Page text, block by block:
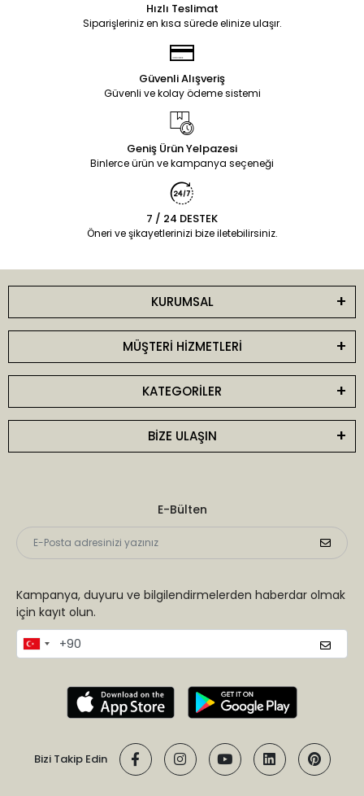
Hızlı Teslimat
Siparişleriniz en kısa sürede elinize ulaşır.
Güvenli Alışveriş
Güvenli ve kolay ödeme sistemi
Geniş Ürün Yelpazesi
Binlerce ürün ve kampanya seçeneği
7 / 24 DESTEK
Öneri ve şikayetlerinizi bize iletebilirsiniz.
KURUMSAL
MÜŞTERİ HİZMETLERİ
KATEGORİLER
BİZE ULAŞIN
E-Bülten
Kampanya, duyuru ve bilgilendirmelerden haberdar olmak
için kayıt olun.
Bizi Takip Edin